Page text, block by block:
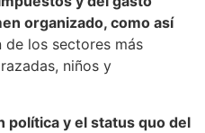
organizado, como así
los sectores más
niños y
política y el status quo del